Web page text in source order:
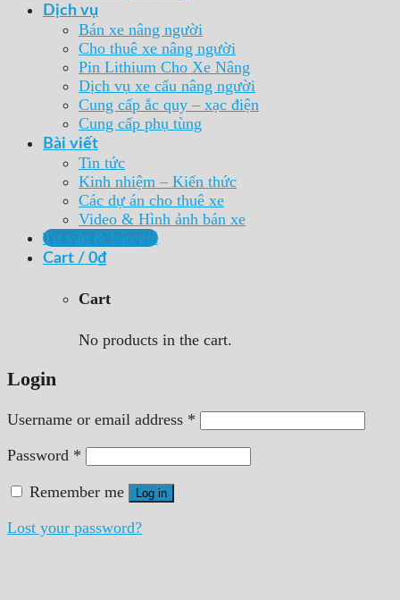
Dịch vụ
Bán xe nâng người
Cho thuê xe nâng người
Pin Lithium Cho Xe Nâng
Dịch vụ xe cẩu nâng người
Cung cấp ắc quy – xạc điện
Cung cấp phụ tùng
Bài viết
Tin tức
Kinh nhiệm – Kiến thức
Các dự án cho thuê xe
Video & Hình ảnh bán xe
Tư vấn & báo giá
Cart / 0₫
Cart
No products in the cart.
Login
Username or email address *
Password *
Remember me Log in
Lost your password?